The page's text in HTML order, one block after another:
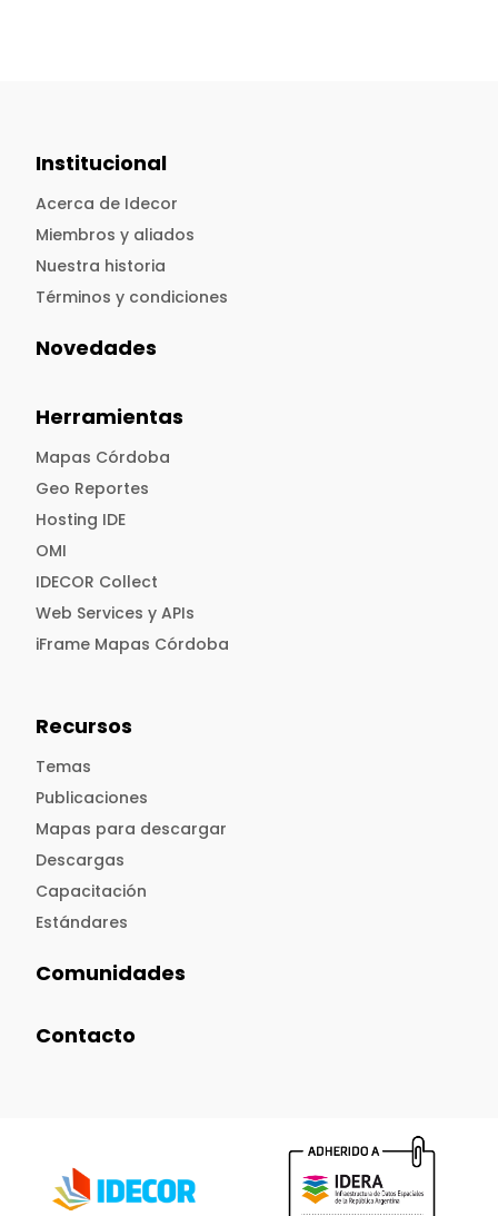
Institucional
Acerca de Idecor
Miembros y aliados
Nuestra historia
Términos y condiciones
Novedades
Herramientas
Mapas Córdoba
Geo Reportes
Hosting IDE
OMI
IDECOR Collect
Web Services y APIs
iFrame Mapas Córdoba
Recursos
Temas
Publicaciones
Mapas para descargar
Descargas
Capacitación
Estándares
Comunidades
Contacto